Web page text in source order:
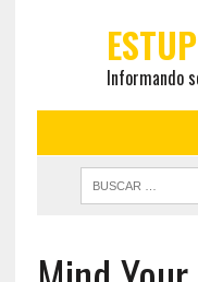
Informando